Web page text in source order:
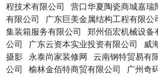
程技术有限公司
营口华夏陶瓷商城嘉瑞
有限公司
广东巨美金属结构工程有限公
集装箱服务有限公司
郑州佰宏机械设备
公司
广东云资本实业投资有限公司 威
摄影
永泰尚家装修网 云南钢特贸易有
公司
榆林金佰特商贸有限公司 广州奇